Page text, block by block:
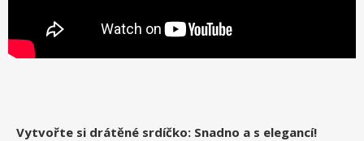
Vytvořte si drátěné srdíčko: Snadno a s elegancí!